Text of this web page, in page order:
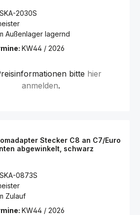
SKA-2030S
Außenlager lagernd
KW44 / 2026
bitte hier
anmelden.
Stecker C8 an C7/Euro
abgewinkelt, schwarz
SKA-0873S
Zulauf
KW44 / 2026